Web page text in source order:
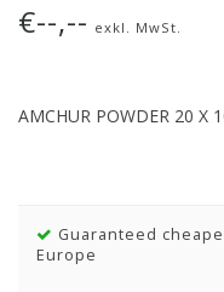
€--,-- exkl. MwSt.
AMCHUR POWDER 20 X
Guaranteed
Europe